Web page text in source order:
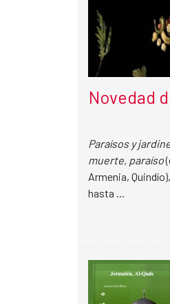
Novedad
Paraísos y
muerte, paraíso
Armenia,
hasta ...